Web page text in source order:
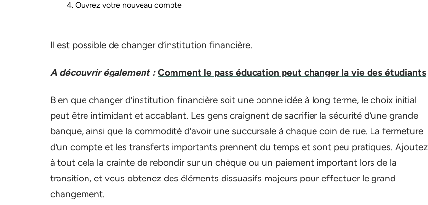
4. Ouvrez votre nouveau compte
Il est possible de changer d’institution financière.
A découvrir également : Comment le pass éducation peut changer la vie des étudiants
Bien que changer d’institution financière soit une bonne idée à long terme, le choix initial
peut être intimidant et accablant. Les gens craignent de sacrifier la sécurité d’une grande
banque, ainsi que la commodité d’avoir une succursale à chaque coin de rue. La fermeture
d’un compte et les transferts importants prennent du temps et sont peu pratiques. Ajoutez
à tout cela la crainte de rebondir sur un chèque ou un paiement important lors de la
transition, et vous obtenez des éléments dissuasifs majeurs pour effectuer le grand
changement.